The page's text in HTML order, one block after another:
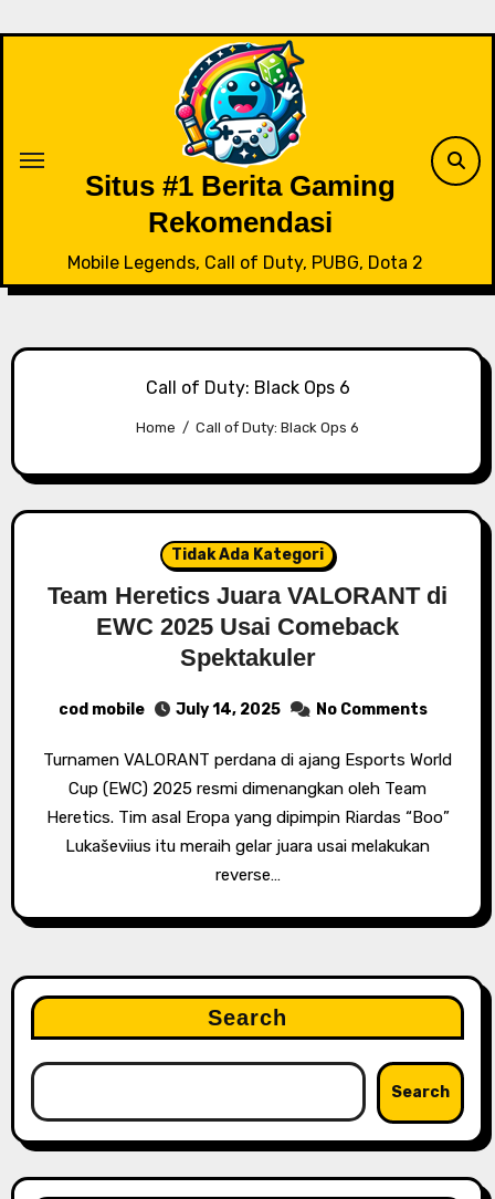
Situs #1 Berita Gaming
Rekomendasi
Mobile Legends, Call of Duty, PUBG, Dota 2
Call of Duty: Black Ops 6
Home Call of Duty: Black Ops 6
Tidak Ada Kategori
Team Heretics Juara VALORANT di
EWC 2025 Usai Comeback
Spektakuler
cod mobile July 14, 2025 No Comments
Turnamen VALORANT perdana di ajang Esports World
Cup (EWC) 2025 resmi dimenangkan oleh Team
Heretics. Tim asal Eropa yang dipimpin Riardas “Boo”
Lukaševiius itu meraih gelar juara usai melakukan
reverse…
Search
Search